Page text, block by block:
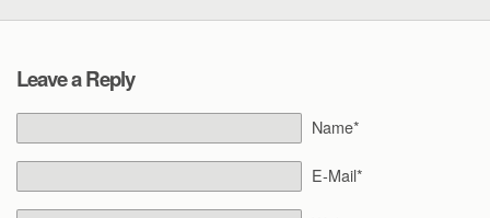
Leave a Reply
Name*
E-Mail*